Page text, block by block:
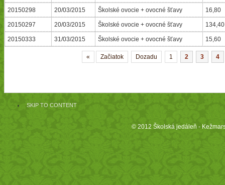
20150298 20/03/2015 Školské ovocie + ovocné šťavy 16,80
20150297 20/03/2015 Školské ovocie + ovocné šťavy 134,40
20150333 31/03/2015 Školské ovocie + ovocné šťavy 15,60
« Začiatok Dozadu 1 2 3 4
SKIP TO CONTENT
© 2012 Školská jedáleň -